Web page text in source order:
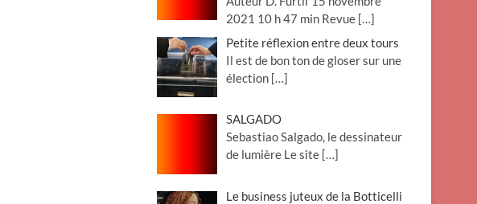
2021 10 h 47 min Revue […]
Petite réflexion entre deux tours
Il est de bon ton de gloser sur une
élection […]
SALGADO
Sebastiao Salgado, le dessinateur
de lumière Le site […]
Le business juteux de la Botticelli